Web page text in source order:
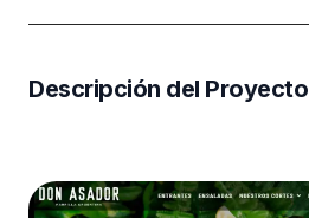
Descripción del Proyecto